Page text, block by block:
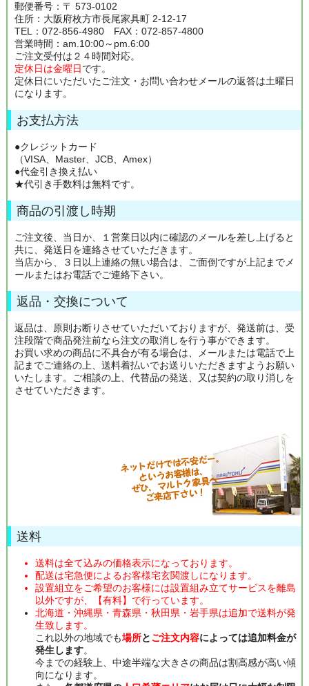
郵便番号：〒 573-0102
住所：大阪府枚方市長尾家具町 2-12-17
TEL：072-856-4980 FAX：072-857-4800
営業時間：am.10:00～pm.6:00
ご注文受付は２４時間対応。
定休日は金曜日です。
定休日にいただいたご注文・お問い合わせメールの返答は土曜日
になります。
お支払方法
●クレジットカード
（VISA、Master、JCB、Amex）
●代金引き換え払い
★代引き手数料は無料です。
商品の引渡し時期
ご注文後、当日か、１営業日以内に確認のメールを差し上げると
共に、発送日を連絡させていただきます。
当店から、３日以上連絡の無い場合は、ご面倒ですが上記までメ
ールまたはお電話でご連絡下さい。
返品・交換について
返品は、原則お断りさせていただいておりますが、発送前は、受
注段階で商品発注前なら注文の取消しを行う事ができます。
お買い求めの商品に不具合が有る場合は、メールまたは電話で上
記までご連絡の上、送料着払いでお送りいただきますようお願い
いたします。ご相談の上、代替品の発送、又は契約の取り消しを
させていただきます。
送料
送料は全て込みの価格表示になっております。
配送は宅急便によるお客様宅玄関渡しになります。
設置組立をご希望のお客様には設置組み立てサービスを離島
以外ですが、【有料】で行っています。
北海道・沖縄県・青森県・秋田県・岩手県は追加で送料が発
生致します。
これ以外の地域でも場所とご注文内容によっては追加料金が
発生します。
今までの経験上、中途半端な大きさの商品は割高感が高い傾
向になります。